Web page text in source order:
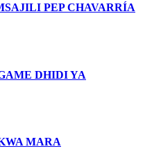
PEP CHAVARRÍA
DHIDI YA
MARA